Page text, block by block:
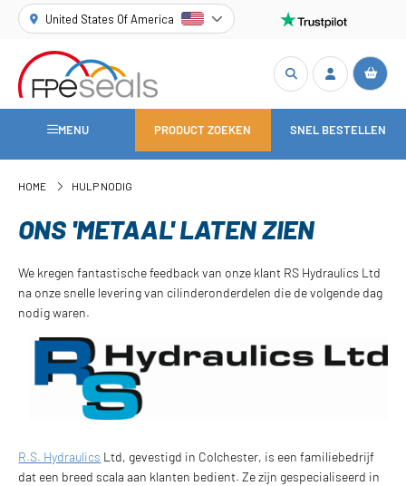
United States Of America
MENU PRODUCT ZOEKEN SNEL BESTELLEN
HOME HULP NODIG
ONS 'METAAL' LATEN ZIEN
We kregen fantastische feedback van onze klant RS Hydraulics Ltd
na onze snelle levering van cilinderonderdelen die de volgende dag
nodig waren.
R.S. Hydraulics Ltd, gevestigd in Colchester, is een familiebedrijf
dat een breed scala aan klanten bedient. Ze zijn gespecialiseerd in